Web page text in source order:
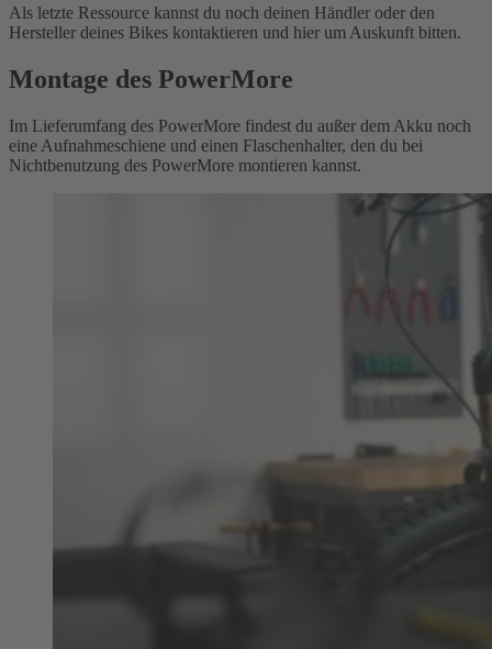
Als letzte Ressource kannst du noch deinen Händler oder den
Hersteller deines Bikes kontaktieren und hier um Auskunft bitten.
Montage des PowerMore
Im Lieferumfang des PowerMore findest du außer dem Akku noch
eine Aufnahmeschiene und einen Flaschenhalter, den du bei
Nichtbenutzung des PowerMore montieren kannst.